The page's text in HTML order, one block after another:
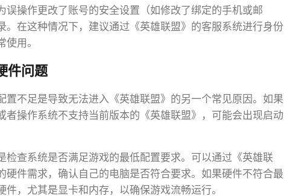
误操作更改了账号的安全设置（如修改了绑定的手机或邮
。在这种情况下，建议通过《英雄联盟》的客服系统进行身份
用。
件问题
置不足是导致无法进入《英雄联盟》的另一个常见原因。如果
者操作系统不支持当前版本的《英雄联盟》，可能会出现启动
检查系统是否满足游戏的最低配置要求。可以通过《英雄联
硬件需求，确认自己的电脑是否符合要求。如果硬件不符合最
，尤其是显卡和内存，以确保游戏流畅运行。